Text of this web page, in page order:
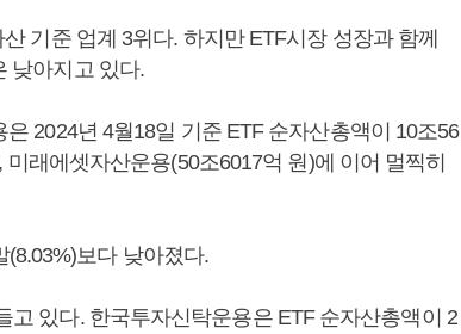
기준 업계 3위다. 하지만 ETF시장 성장과 함께
낮아지고 있다.
2024년 4월18일 기준 ETF 순자산총액이 10조56
래에셋자산운용(50조6017억 원)에 이어 멀찍히
(8.03%)보다 낮아졌다.
있다. 한국투자신탁운용은 ETF 순자산총액이 2